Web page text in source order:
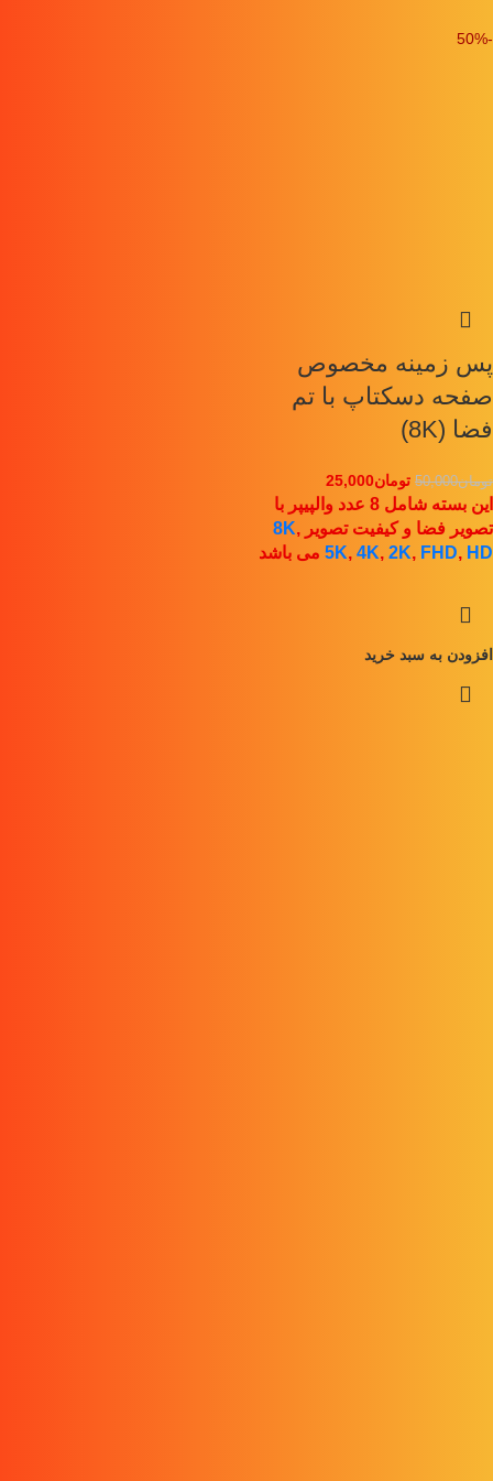
-50%
پس زمینه مخصوص
صفحه دسکتاپ با تم
فضا (8K)
تومان50,000 تومان25,000
این بسته شامل 8 عدد والپیپر با
تصویر فضا و کیفیت تصویر
8K,
5K, 4K, 2K, FHD, HD می باشد
افزودن به سبد خرید